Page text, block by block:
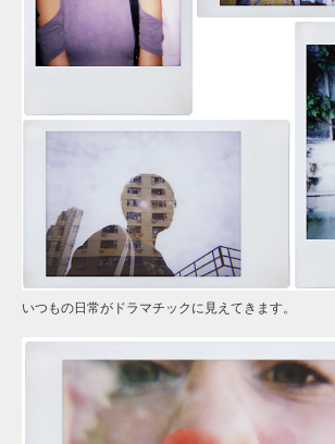
いつもの日常がドラマチックに見えてきます。